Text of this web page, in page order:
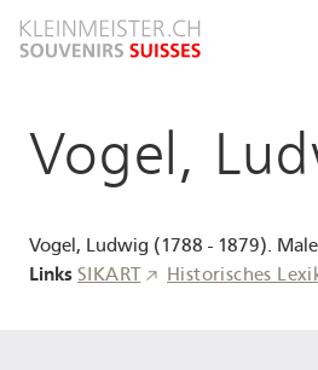
zum
Vogel,
Vogel, Ludwig (1788 - 1879).
Links SIKART Historisches